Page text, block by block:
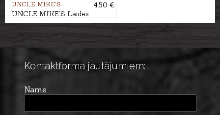
UNCLE MIKE'S
4.50 €
UNCLE MIKE'S Laides
skrūves 1/2''un 3/4'', 2gb.
Kontaktforma jautājumiem:
Name